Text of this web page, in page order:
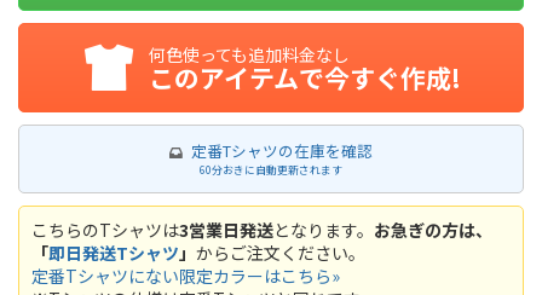
何色使っても追加料金なし
このアイテムで今すぐ作成!
定番Tシャツの在庫を確認
60分おきに自動更新されます
こちらのTシャツは3営業日発送となります。 お急ぎの方は、
「即日発送Tシャツ 」 からご注文ください。
定番Tシャツにない限定カラーはこちら»